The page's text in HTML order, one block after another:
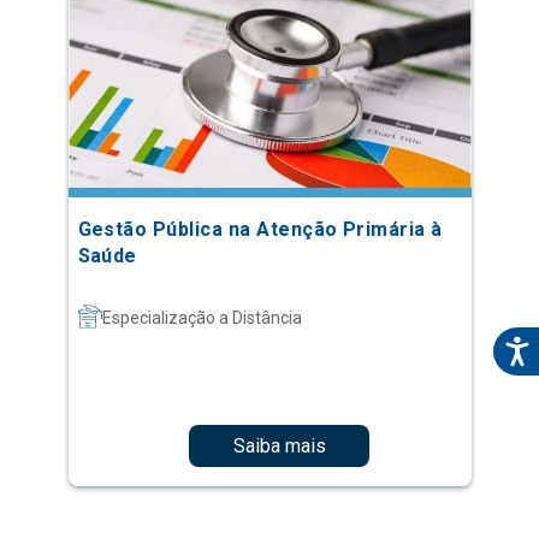
Gestão Pública na Atenção Primária à
Saúde
Especialização a Distância
Saiba mais